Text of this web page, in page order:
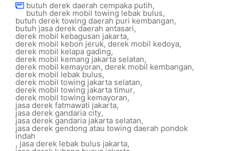
butuh derek daerah cempaka putih,
butuh derek mobil towing lebak bulus,
butuh derek towing daerah puri kembangan,
butuh jasa derek daerah antasari,
derek mobil kebagusan jakarta,
derek mobil kebon jeruk, derek mobil kedoya,
derek mobil kelapa gading,
derek mobil kemang jakarta selatan,
derek mobil kemayoran, derek mobil kembangan,
derek mobil lebak bulus,
derek mobil towing jakarta selatan,
derek mobil towing jakarta timur,
derek mobil towing kemayoran,
jasa derek fatmawati jakarta,
jasa derek gandaria city,
jasa derek gandaria jakarta selatan,
jasa derek gendong atau towing daerah pondok
indah
, jasa derek lebak bulus jakarta,